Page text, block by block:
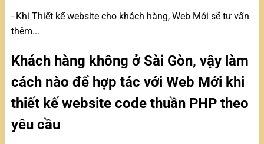
- Khi Thiết kế website cho khách hàng, Web Mới sẽ tư vấn
thêm...
Khách hàng không ở Sài Gòn, vậy làm
cách nào để hợp tác với Web Mới khi
thiết kế website code thuần PHP theo
yêu cầu